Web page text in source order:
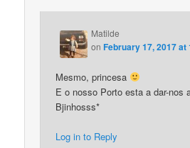
Matilde
onFebruary 17, 2017 at
Mesmo, princesa
E o nosso Porto esta a dar-nos
Bjinhosss*
Log in to Reply